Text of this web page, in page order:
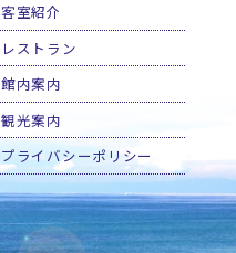
客室紹介
レストラン
館内案内
観光案内
プライバシーポリシー